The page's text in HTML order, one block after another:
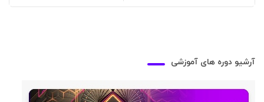
آرشیو دوره های آموزشی